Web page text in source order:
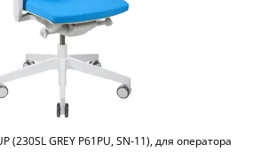
(230SL GREY P61PU, SN-11), для оператора